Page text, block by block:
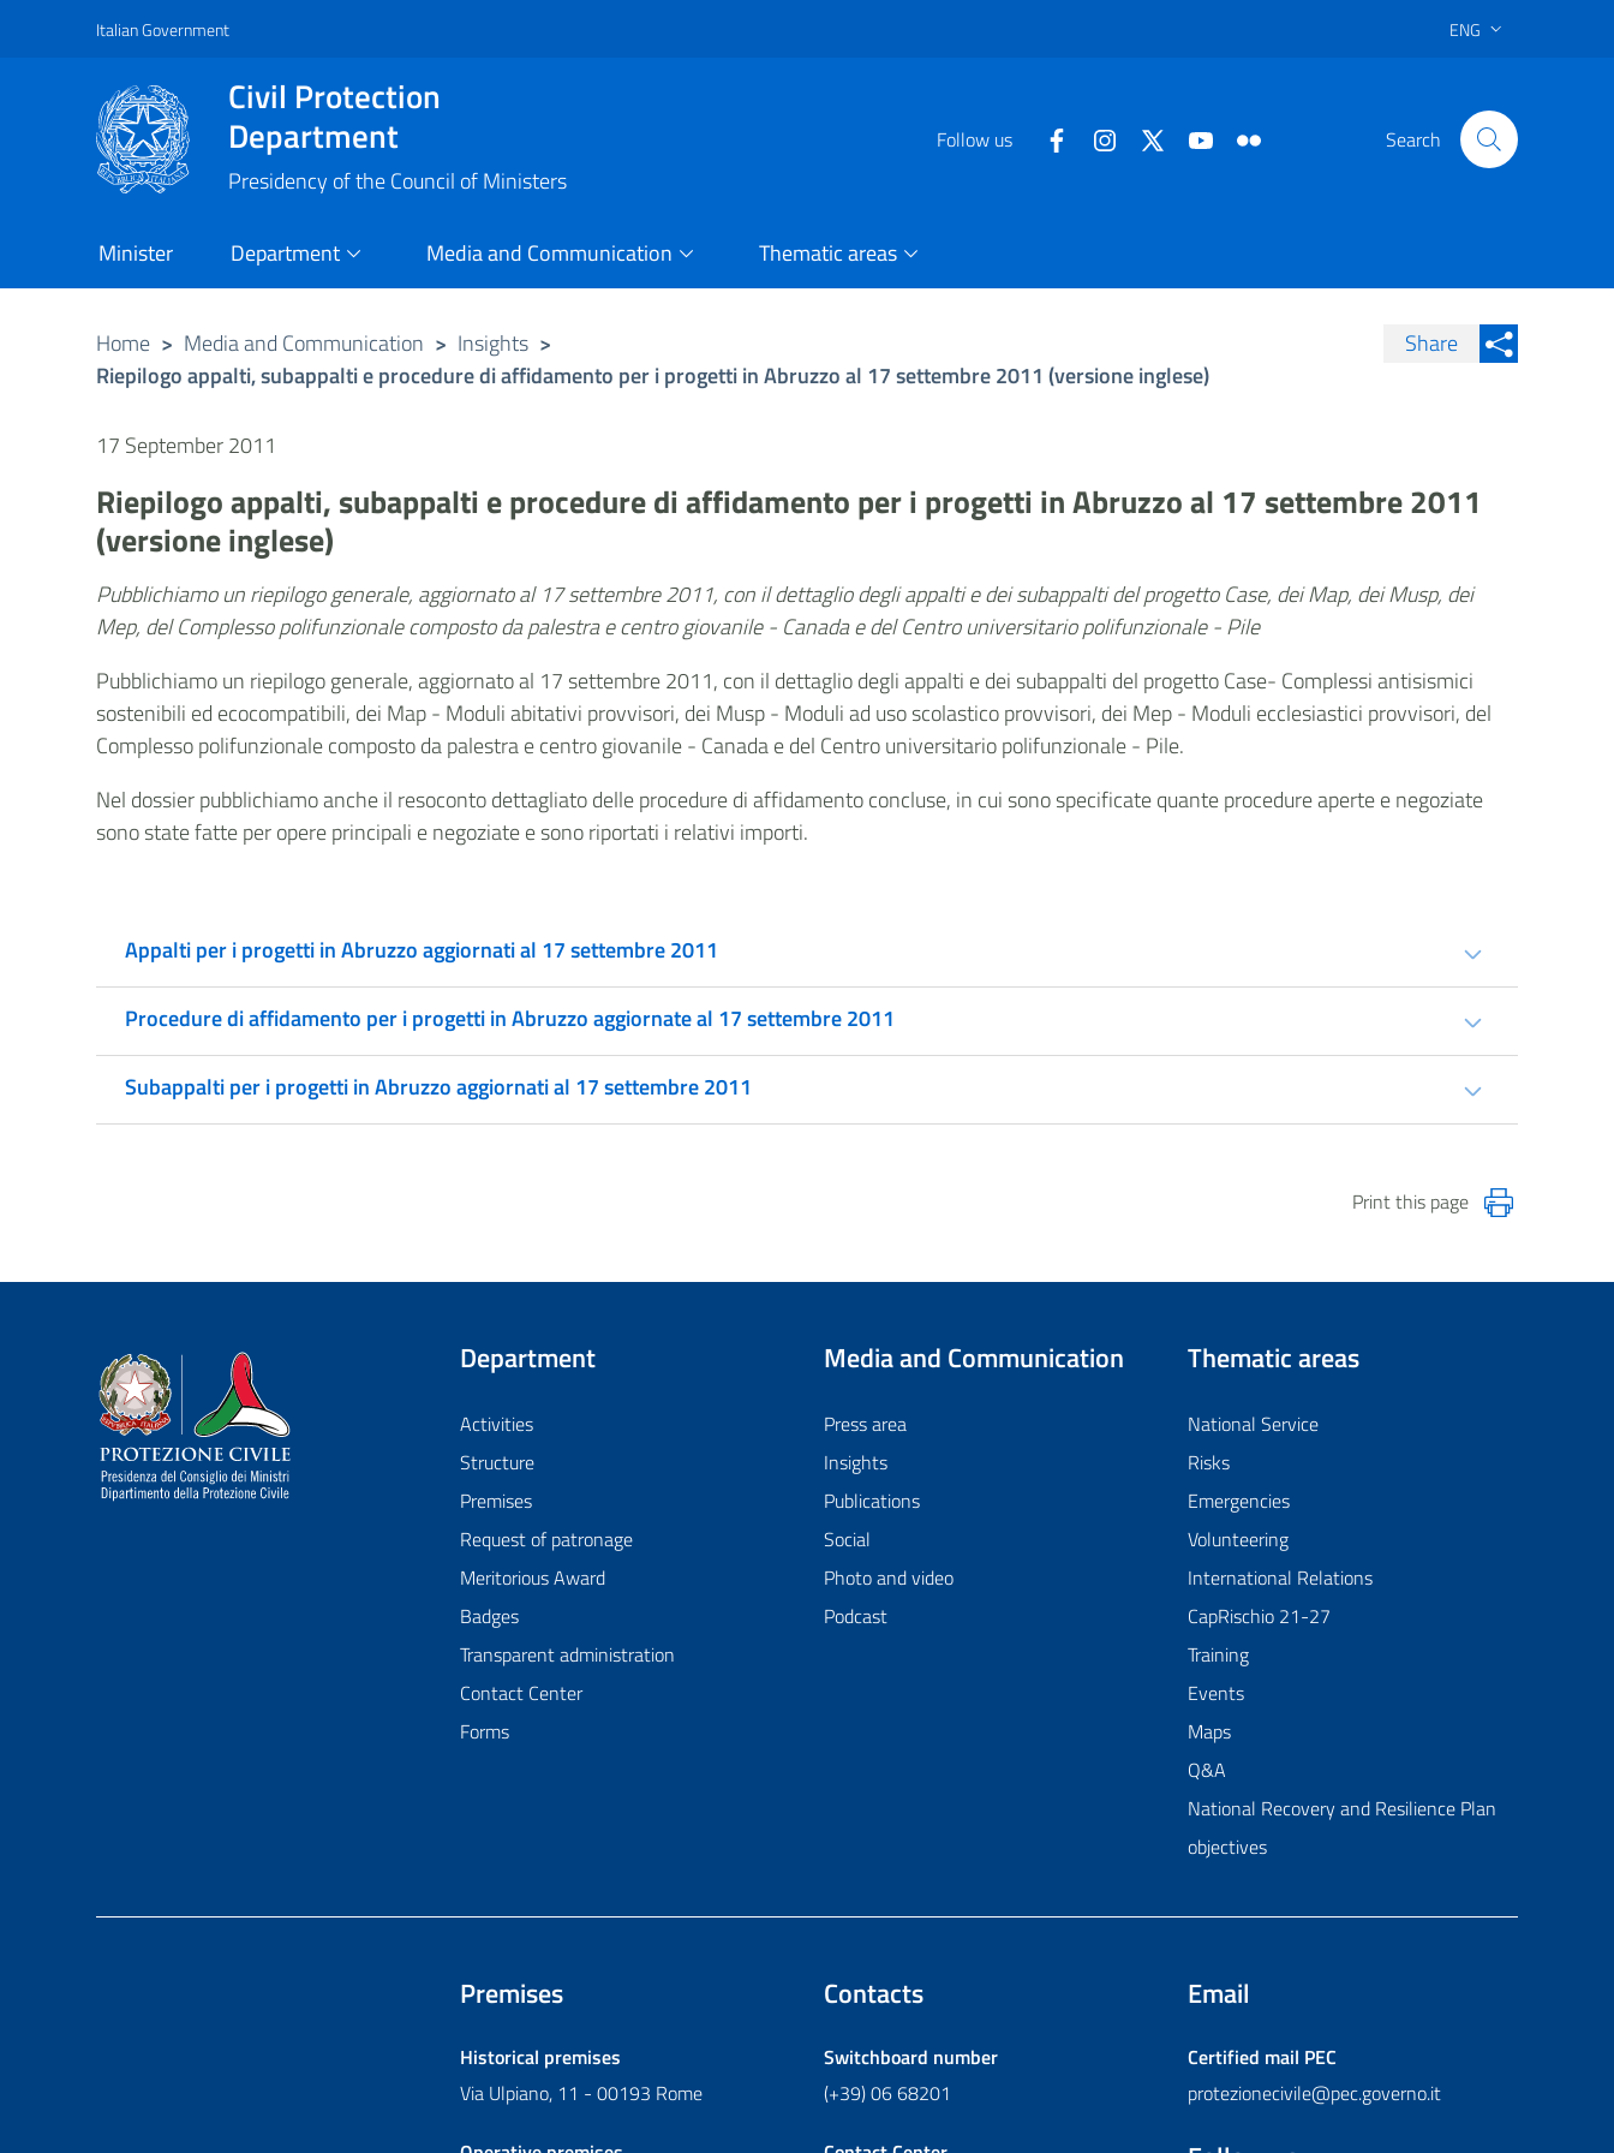
Vai al contenuto principale
Raggiungi il piè di pagina
Italian Government ENG
Civil Protection
Department
Presidency of the Council of Ministers
Follow us Search
Minister Department Media and Communication Thematic areas
Home > Media and Communication > Insights >
Riepilogo appalti, subappalti e procedure di affidamento per i progetti in Abruzzo al 17 settembre 2011 (versione inglese)
Share
17 September 2011
Riepilogo appalti, subappalti e procedure di affidamento per i progetti in Abruzzo al 17 settembre 2011
(versione inglese)
Pubblichiamo un riepilogo generale, aggiornato al 17 settembre 2011, con il dettaglio degli appalti e dei subappalti del progetto Case, dei Map, dei Musp, dei
Mep, del Complesso polifunzionale composto da palestra e centro giovanile - Canada e del Centro universitario polifunzionale - Pile
Pubblichiamo un riepilogo generale, aggiornato al 17 settembre 2011, con il dettaglio degli appalti e dei subappalti del progetto Case- Complessi antisismici
sostenibili ed ecocompatibili, dei Map - Moduli abitativi provvisori, dei Musp - Moduli ad uso scolastico provvisori, dei Mep - Moduli ecclesiastici provvisori, del
Complesso polifunzionale composto da palestra e centro giovanile - Canada e del Centro universitario polifunzionale - Pile.
Nel dossier pubblichiamo anche il resoconto dettagliato delle procedure di affidamento concluse, in cui sono specificate quante procedure aperte e negoziate
sono state fatte per opere principali e negoziate e sono riportati i relativi importi.
Appalti per i progetti in Abruzzo aggiornati al 17 settembre 2011
Procedure di affidamento per i progetti in Abruzzo aggiornate al 17 settembre 2011
Subappalti per i progetti in Abruzzo aggiornati al 17 settembre 2011
Print this page
Dipartimento della Protezione Civile
Department
Activities
Structure
Premises
Request of patronage
Meritorious Award
Badges
Transparent administration
Contact Center
Forms
Media and Communication
Press area
Insights
Publications
Social
Photo and video
Podcast
Thematic areas
National Service
Risks
Emergencies
Volunteering
International Relations
CapRischio 21-27
Training
Events
Maps
Q&A
National Recovery and Resilience Plan
objectives
Premises
Historical premises
Via Ulpiano, 11 - 00193 Rome
Contacts
Switchboard number
(+39) 06 68201
Email
Certified mail PEC
protezionecivile@pec.governo.it